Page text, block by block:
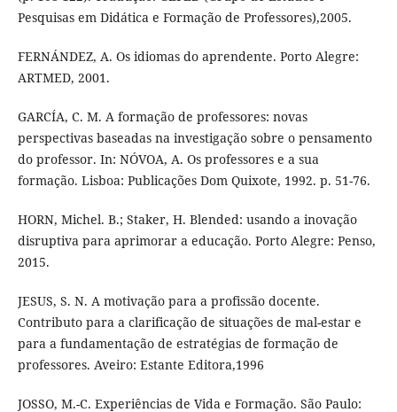
Pesquisas em Didática e Formação de Professores),2005.
FERNÁNDEZ, A. Os idiomas do aprendente. Porto Alegre:
ARTMED, 2001.
GARCÍA, C. M. A formação de professores: novas
perspectivas baseadas na investigação sobre o pensamento
do professor. In: NÓVOA, A. Os professores e a sua
formação. Lisboa: Publicações Dom Quixote, 1992. p. 51-76.
HORN, Michel. B.; Staker, H. Blended: usando a inovação
disruptiva para aprimorar a educação. Porto Alegre: Penso,
2015.
JESUS, S. N. A motivação para a profissão docente.
Contributo para a clarificação de situações de mal-estar e
para a fundamentação de estratégias de formação de
professores. Aveiro: Estante Editora,1996
JOSSO, M.-C. Experiências de Vida e Formação. São Paulo: